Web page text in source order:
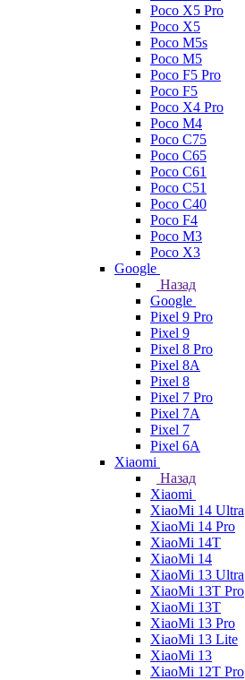
Poco X5 Pro
Poco X5
Poco M5s
Poco M5
Poco F5 Pro
Poco F5
Poco X4 Pro
Poco M4
Poco C75
Poco C65
Poco C61
Poco C51
Poco C40
Poco F4
Poco M3
Poco X3
Google
Назад
Google
Pixel 9 Pro
Pixel 9
Pixel 8 Pro
Pixel 8A
Pixel 8
Pixel 7 Pro
Pixel 7A
Pixel 7
Pixel 6A
Xiaomi
Назад
Xiaomi
XiaoMi 14 Ultra
XiaoMi 14 Pro
XiaoMi 14T
XiaoMi 14
XiaoMi 13 Ultra
XiaoMi 13T Pro
XiaoMi 13T
XiaoMi 13 Pro
XiaoMi 13 Lite
XiaoMi 13
XiaoMi 12T Pro